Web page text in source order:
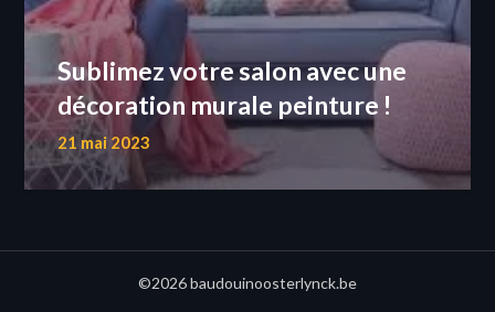
Sublimez votre salon avec une
décoration murale peinture !
21 mai 2023
©2026 baudouinoosterlynck.be